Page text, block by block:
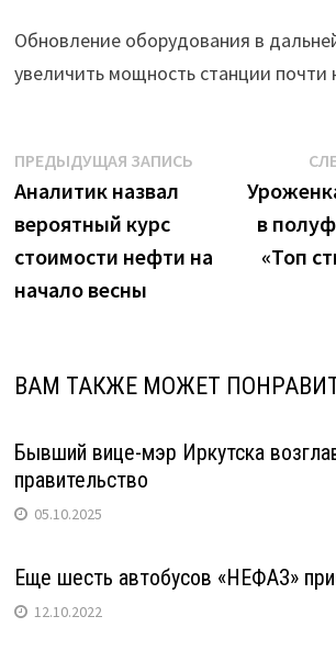
электрическая
мощность
нового
гидроагрегата"
Обновление оборудования в
увеличить мощность станции почти
Навигация
по
записям
ПРЕДЫДУЩАЯ ЗАПИСЬПредыдущая
запись:
Аналитик назвал
вероятный курс
стоимости нефти на
начало весны
в
«Топ
ВАМ ТАКЖЕ МОЖЕТ
Бывший вице-мэр Иркутска
правительство
05.10.2025
Еще шесть автобусов «НЕФАЗ»
12.10.2022